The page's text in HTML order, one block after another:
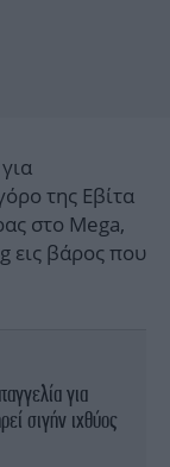
της Εβίτα
στο Mega,
εις βάρος που
για
σιγήν ιχθύος